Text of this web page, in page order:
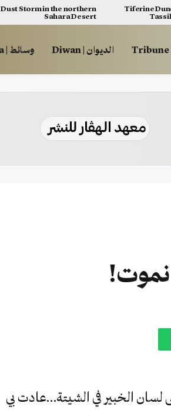
Tiferine
Dust Storm in the northern
Sahara Desert
الديوان | Diwan وسائط | Multimédia
نموت!
لسان الخبير في الشيتة…عادت بي